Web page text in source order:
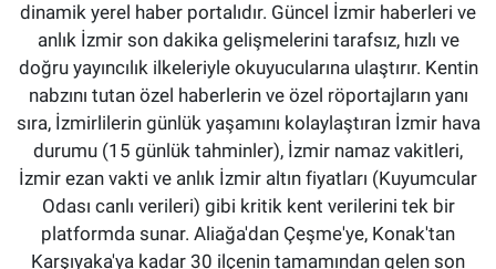
dinamik yerel haber portalıdır. Güncel İzmir haberleri ve
anlık İzmir son dakika gelişmelerini tarafsız, hızlı ve
doğru yayıncılık ilkeleriyle okuyucularına ulaştırır. Kentin
nabzını tutan özel haberlerin ve özel röportajların yanı
sıra, İzmirlilerin günlük yaşamını kolaylaştıran İzmir hava
durumu (15 günlük tahminler), İzmir namaz vakitleri,
İzmir ezan vakti ve anlık İzmir altın fiyatları (Kuyumcular
Odası canlı verileri) gibi kritik kent verilerini tek bir
platformda sunar. Aliağa'dan Çeşme'ye, Konak'tan
Karşıyaka'ya kadar 30 ilçenin tamamından gelen son